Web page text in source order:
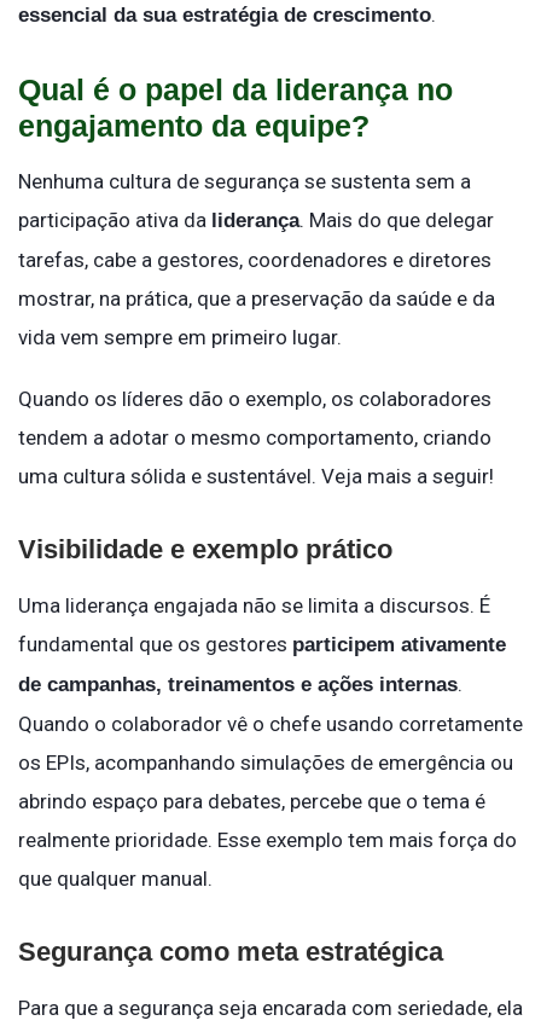
essencial da sua estratégia de crescimento.
Qual é o papel da liderança no
engajamento da equipe?
Nenhuma cultura de segurança se sustenta sem a
participação ativa da liderança. Mais do que delegar
tarefas, cabe a gestores, coordenadores e diretores
mostrar, na prática, que a preservação da saúde e da
vida vem sempre em primeiro lugar.
Quando os líderes dão o exemplo, os colaboradores
tendem a adotar o mesmo comportamento, criando
uma cultura sólida e sustentável. Veja mais a seguir!
Visibilidade e exemplo prático
Uma liderança engajada não se limita a discursos. É
fundamental que os gestores participem ativamente
de campanhas, treinamentos e ações internas.
Quando o colaborador vê o chefe usando corretamente
os EPIs, acompanhando simulações de emergência ou
abrindo espaço para debates, percebe que o tema é
realmente prioridade. Esse exemplo tem mais força do
que qualquer manual.
Segurança como meta estratégica
Para que a segurança seja encarada com seriedade, ela